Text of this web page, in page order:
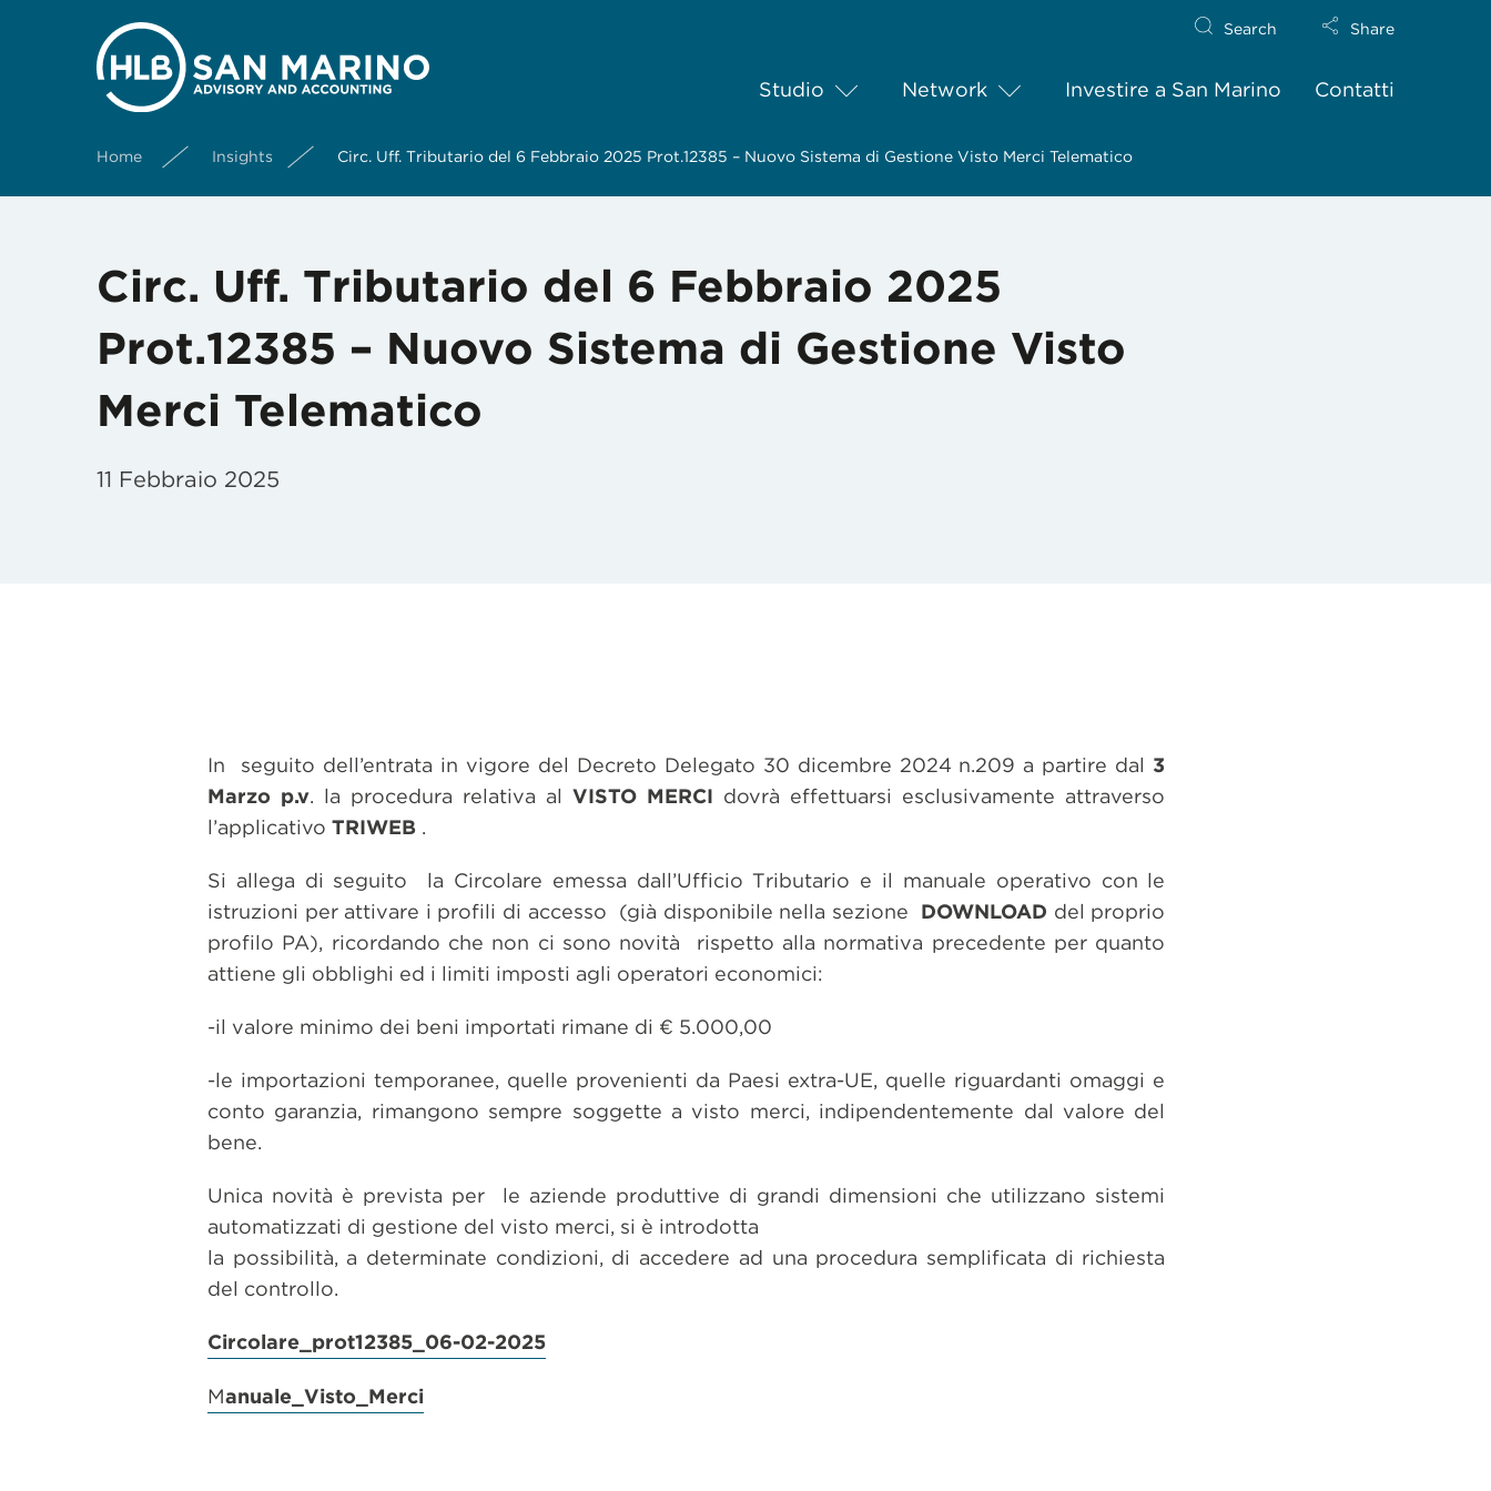
Studio Network Investire a San Marino Contatti
Search Share
Home Insights Circ. Uff. Tributario del 6 Febbraio 2025 Prot.12385 – Nuovo Sistema di Gestione Visto Merci Telematico
Circ. Uff. Tributario del 6 Febbraio 2025
Prot.12385 – Nuovo Sistema di Gestione Visto
Merci Telematico
11 Febbraio 2025
In seguito dell’entrata in vigore del Decreto Delegato 30 dicembre 2024 n.209 a partire dal 3
Marzo p.v. la procedura relativa alVISTO MERCI dovrà effettuarsi esclusivamente attraverso
l’applicativo TRIWEB .
Si allega di seguito la Circolare emessa dall’Ufficio Tributario e il manuale operativo con le
istruzioni per attivare i profili di accesso (già disponibile nella sezione
DOWNLOAD del proprio
profilo PA), ricordando che non ci sono novità rispetto alla normativa precedente per quanto
attiene gli obblighi ed i limiti imposti agli operatori economici:
-il valore minimo dei beni importati rimane di € 5.000,00
-le importazioni temporanee, quelle provenienti da Paesi extra-UE, quelle riguardanti omaggi e
conto garanzia, rimangono sempre soggette a visto merci, indipendentemente dal valore del
bene.
Unica novità è prevista per le aziende produttive di grandi dimensioni che utilizzano sistemi
automatizzati di gestione del visto merci, si è introdotta
la possibilità, a determinate condizioni, di accedere ad una procedura semplificata di richiesta
del controllo.
Circolare_prot12385_06-02-2025
Manuale_Visto_Merci